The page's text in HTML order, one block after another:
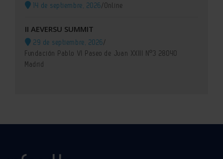
14 de septiembre, 2026/Online
II AEVERSU SUMMIT
29 de septiembre, 2026/
Fundación Pablo VI Paseo de Juan XXIII Nº3 28040
Madrid